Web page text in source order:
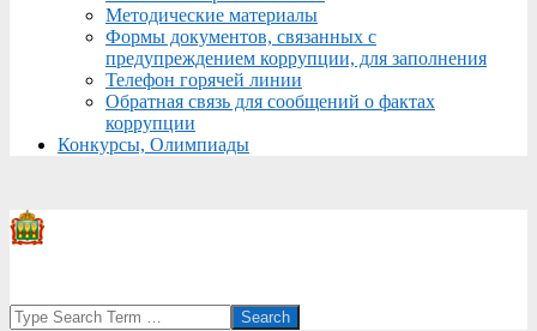
Методические материалы
Формы документов, связанных с
предупреждением коррупции, для заполнения
Телефон горячей линии
Обратная связь для сообщений о фактах
коррупции
Конкурсы, Олимпиады
Search